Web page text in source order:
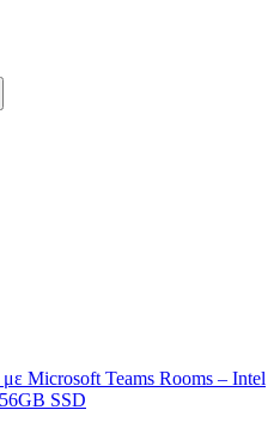
Microsoft Teams Rooms – Intel
SSD